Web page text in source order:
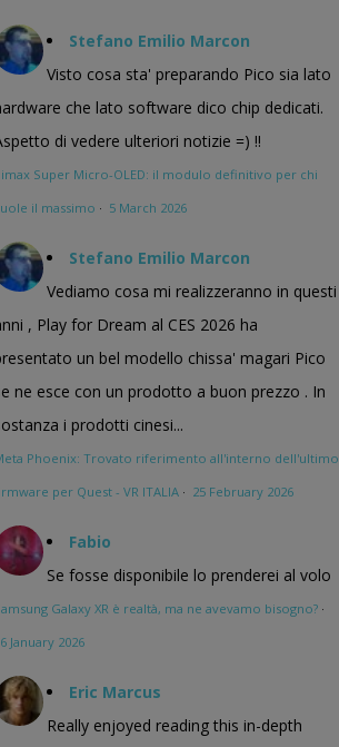
Stefano Emilio Marcon
Visto cosa sta' preparando Pico sia lato
che lato software dico chip dedicati.
di vedere ulteriori notizie =) !!
Super Micro-OLED: il modulo definitivo per chi
il massimo · 5 March 2026
Stefano Emilio Marcon
Vediamo cosa mi realizzeranno in questi
, Play for Dream al CES 2026 ha
un bel modello chissa' magari Pico
ne esce con un prodotto a buon prezzo . In
i prodotti cinesi...
Phoenix: Trovato riferimento all'interno dell'ultimo
per Quest - VR ITALIA · 25 February 2026
Fabio
Se fosse disponibile lo prenderei al volo
Galaxy XR è realtà, ma ne avevamo bisogno? ·
January 2026
Eric Marcus
Really enjoyed reading this in-depth